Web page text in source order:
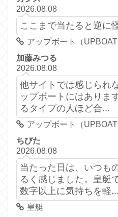
2026.08.08
ここまで当たると逆に
アップボート（UPBOAT
加藤みつる
2026.08.08
他サイトでは感じられ
ップボートにはありま
るタイプの人ほど合...
アップボート（UPBOAT
ちびた
2026.08.08
当たった日は、いつも
るく感じました。皇艇
数字以上に気持ちを軽...
皇艇